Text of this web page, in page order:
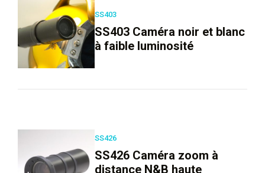
SS403
SS403 Caméra noir et blanc
à faible luminosité
SS426
SS426 Caméra zoom à
distance N&B haute